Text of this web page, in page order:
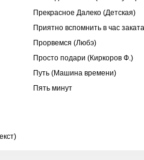
Прекрасное Далеко (Детская)
Приятно вспомнить в час заката
Прорвемся (Любэ)
Просто подари (Киркоров Ф.)
Путь (Машина времени)
Пять минут